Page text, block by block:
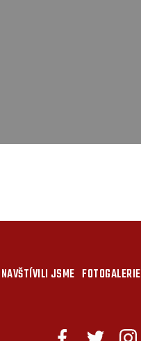
NAVŠTÍVILI JSME FOTOGALERIE